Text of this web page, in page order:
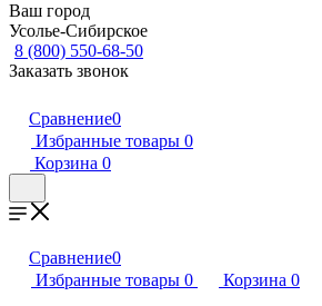
Ваш город
Усолье-Сибирское
8 (800) 550-68-50
Заказать звонок
Сравнение0
Избранные товары 0
Корзина 0
Сравнение0
Избранные товары 0 Корзина 0